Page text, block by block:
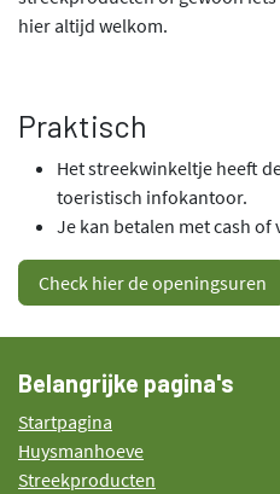
hier altijd welkom.
Praktisch
Het streekwinkeltje heeft
toeristisch infokantoor.
Je kan betalen met cash of
Check hier de openingsuren
Belangrijke pagina's
Startpagina
Huysmanhoeve
Streekproducten